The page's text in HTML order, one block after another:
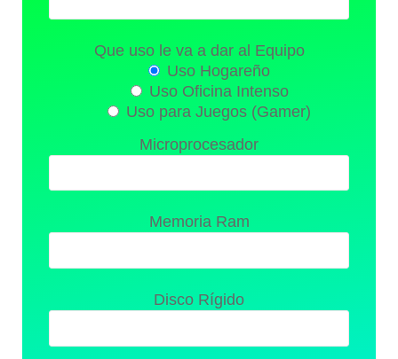
Que uso le va a dar al Equipo
Uso Hogareño
Uso Oficina Intenso
Uso para Juegos (Gamer)
Microprocesador
Memoria Ram
Disco Rígido